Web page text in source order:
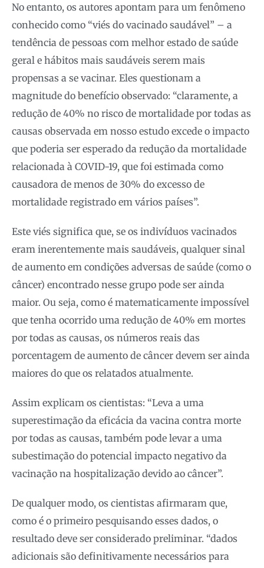
No entanto, os autores apontam para um fenômeno
conhecido como “viés do vacinado saudável” – a
tendência de pessoas com melhor estado de saúde
geral e hábitos mais saudáveis serem mais
propensas a se vacinar. Eles questionam a
magnitude do benefício observado: “claramente, a
redução de 40% no risco de mortalidade por todas as
causas observada em nosso estudo excede o impacto
que poderia ser esperado da redução da mortalidade
relacionada à COVID-19, que foi estimada como
causadora de menos de 30% do excesso de
mortalidade registrado em vários países”.
Este viés significa que, se os indivíduos vacinados
eram inerentemente mais saudáveis, qualquer sinal
de aumento em condições adversas de saúde (como o
câncer) encontrado nesse grupo pode ser ainda
maior. Ou seja, como é matematicamente impossível
que tenha ocorrido uma redução de 40% em mortes
por todas as causas, os números reais das
porcentagem de aumento de câncer devem ser ainda
maiores do que os relatados atualmente.
Assim explicam os cientistas: “Leva a uma
superestimação da eficácia da vacina contra morte
por todas as causas, também pode levar a uma
subestimação do potencial impacto negativo da
vacinação na hospitalização devido ao câncer”.
De qualquer modo, os cientistas afirmaram que,
como é o primeiro pesquisando esses dados, o
resultado deve ser considerado preliminar. “dados
adicionais são definitivamente necessários para